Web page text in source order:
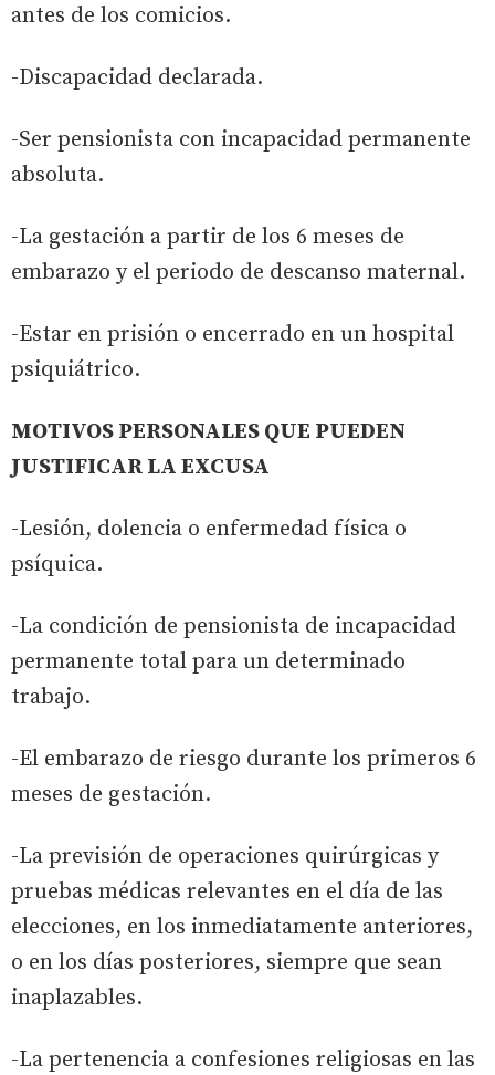
antes de los comicios.
-Discapacidad declarada.
-Ser pensionista con incapacidad permanente
absoluta.
-La gestación a partir de los 6 meses de
embarazo y el periodo de descanso maternal.
-Estar en prisión o encerrado en un hospital
psiquiátrico.
MOTIVOS PERSONALES QUE PUEDEN
JUSTIFICAR LA EXCUSA
-Lesión, dolencia o enfermedad física o
psíquica.
-La condición de pensionista de incapacidad
permanente total para un determinado
trabajo.
-El embarazo de riesgo durante los primeros 6
meses de gestación.
-La previsión de operaciones quirúrgicas y
pruebas médicas relevantes en el día de las
elecciones, en los inmediatamente anteriores,
o en los días posteriores, siempre que sean
inaplazables.
-La pertenencia a confesiones religiosas en las